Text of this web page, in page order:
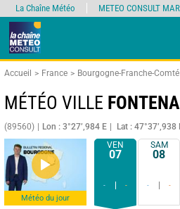
Accueil France Bourgogne-Franche-Comté
MÉTÉO VILLE
(89560) Lon : 3°27’,984 E Lat : 47°37’,938
Météo du jour
VEN
07
- -
SAM
08
- -
La Chaîne Météo METEO CONSULT